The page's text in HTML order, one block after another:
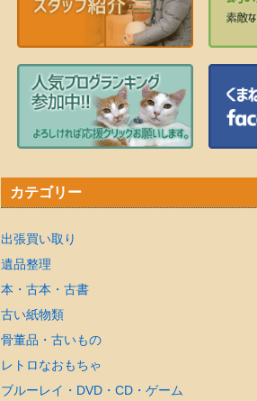
カテゴリー
出張買い取り
遺品整理
本・古本・古書
古い紙物類
骨董品・古いもの
レトロなおもちゃ
ブルーレイ・DVD・CD・ゲーム